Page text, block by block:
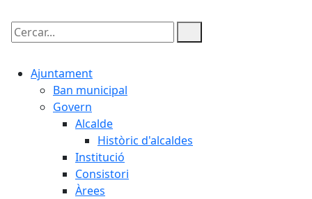
Cercar:
Ajuntament
Ban municipal
Govern
Alcalde
Històric d'alcaldes
Institució
Consistori
Àrees